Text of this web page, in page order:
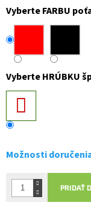
cena:
Vyberte FARBU
Vyberte HRÚBKU
Možnosti
PRIDAŤ